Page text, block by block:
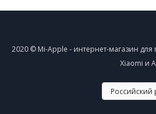
2020 © Mi-Apple - интернет-магазин
Xiaomi и